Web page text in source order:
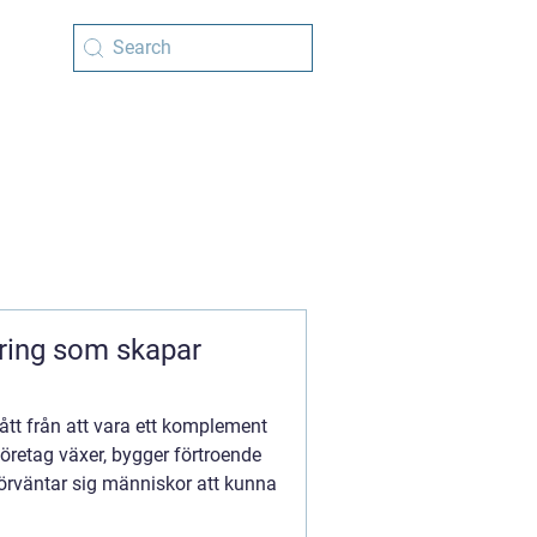
som skapar
från att vara ett komplement
växer, bygger förtroende
sig människor att kunna